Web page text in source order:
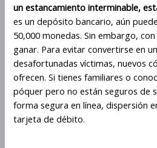
un estancamiento interminable,
es un depósito bancario, aún
50,000 monedas. Sin embargo,
ganar. Para evitar convertirse en
desafortunadas víctimas, nuevos
ofrecen. Si tienes familiares o
póquer pero no están seguros de
forma segura en línea, dispersión
tarjeta de débito.